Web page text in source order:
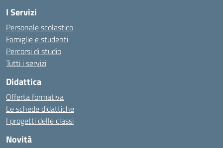
I Servizi
Personale scolastico
Famiglie e studenti
Percorsi di studio
Tutti i servizi
Didattica
Offerta formativa
Le schede didattiche
I progetti delle classi
Novità